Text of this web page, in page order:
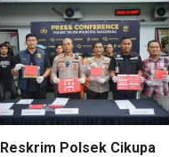
Reskrim Polsek Cikupa